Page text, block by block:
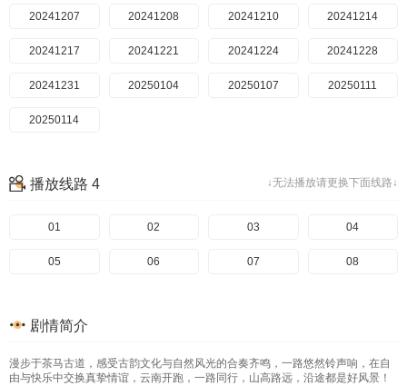
20241207 20241208 20241210 20241214
20241217 20241221 20241224 20241228
20241231 20250104 20250107 20250111
20250114
↓无法播放请更换下面线路↓
播放线路 4
01 02 03 04
05 06 07 08
剧情简介
漫步于茶马古道，感受古韵文化与自然风光的合奏齐鸣，一路悠然铃声响，在自
由与快乐中交换真挚情谊，云南开跑，一路同行，山高路远，沿途都是好风景！